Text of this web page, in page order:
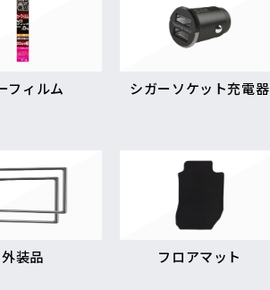
フィルム シガーソケット充電器
外装品 フロアマット